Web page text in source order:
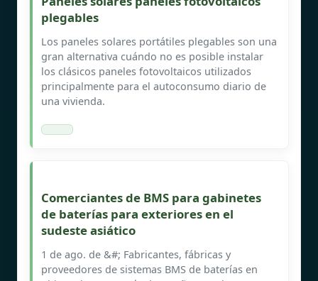
plegables
Los paneles solares portátiles plegables son una
gran alternativa cuándo no es posible instalar
los clásicos paneles fotovoltaicos utilizados
principalmente para el autoconsumo diario de
una vivienda.
Comerciantes de BMS para gabinetes
de baterías para exteriores en el
sudeste asiático
1 de ago. de &#; Fabricantes, fábricas y
proveedores de sistemas BMS de baterías en